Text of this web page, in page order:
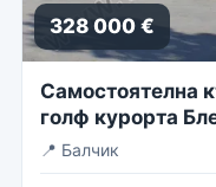
328 000 €
Самостоятелна
голф курорта
📍 Балчик